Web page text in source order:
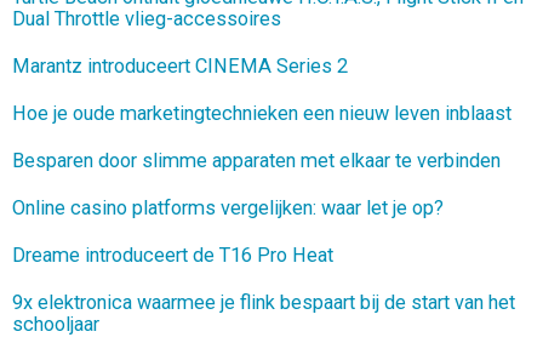
Dual Throttle vlieg-accessoires
Marantz introduceert CINEMA Series 2
Hoe je oude marketingtechnieken een nieuw leven inblaast
Besparen door slimme apparaten met elkaar te verbinden
Online casino platforms vergelijken: waar let je op?
Dreame introduceert de T16 Pro Heat
9x elektronica waarmee je flink bespaart bij de start van het
schooljaar